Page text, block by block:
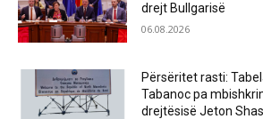
drejt Bullgarisë
06.08.2026
Përsëritet rasti:
Tabanoc pa
drejtësisë Jeton